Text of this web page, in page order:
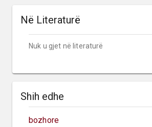
Në Literaturë
Nuk u gjet në literaturë
Shih edhe
bozhore